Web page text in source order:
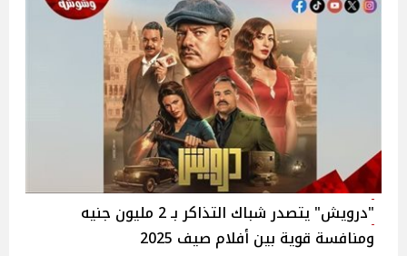
"درويش" يتصدر شباك التذاكر بـ 2 مليون جنيه
ومنافسة قوية بين أفلام صيف 2025